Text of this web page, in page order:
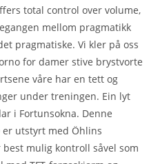
total control over volume,
mellom pragmatikk
pragmatiske. Vi kler på oss
for damer stive brystvorte
våre har en tett og
under treningen. Ein lyt
i Fortunsokna. Denne
er utstyrt med Öhlins
mulig kontroll såvel som